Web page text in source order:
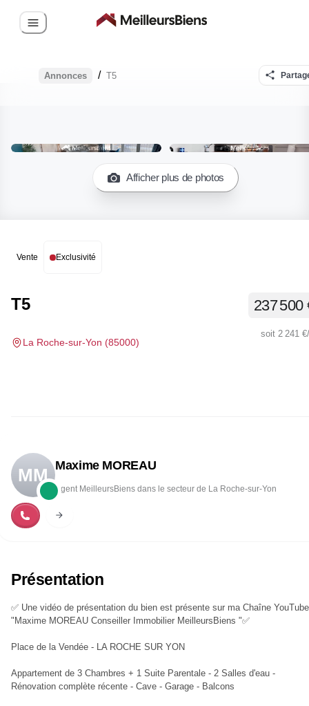
Annonces / T5
Afficher plus de photos
Vente Exclusivité
T5
La Roche-sur-Yon (85000)
237 500
soit 2 241 €
MM Maxime MOREAU
Agent MeilleursBiens dans le secteur de La Roche-sur-Yon
Présentation
✅ Une vidéo de présentation du bien est présente sur ma Chaîne YouTube
"Maxime MOREAU Conseiller Immobilier MeilleursBiens "✅
Place de la Vendée - LA ROCHE SUR YON
Appartement de 3 Chambres + 1 Suite Parentale - 2 Salles d'eau -
Rénovation complète récente - Cave - Garage - Balcons